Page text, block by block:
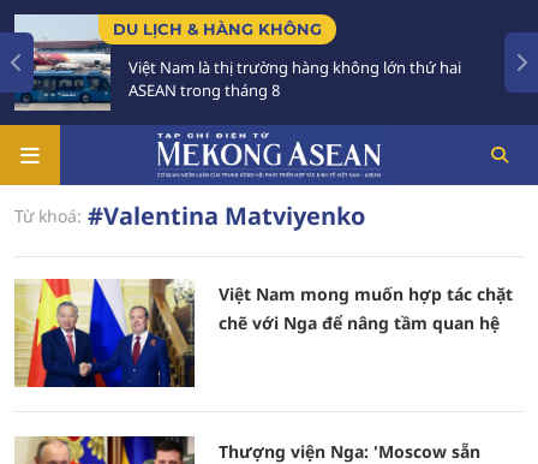
DU LỊCH & HÀNG KHÔNG
Việt Nam là thị trường hàng không lớn thứ hai
ASEAN trong tháng 8
Từ khoá: #Valentina Matviyenko
Việt Nam mong muốn hợp tác chặt
chẽ với Nga để nâng tầm quan hệ
Thượng viện Nga: 'Moscow sẵn